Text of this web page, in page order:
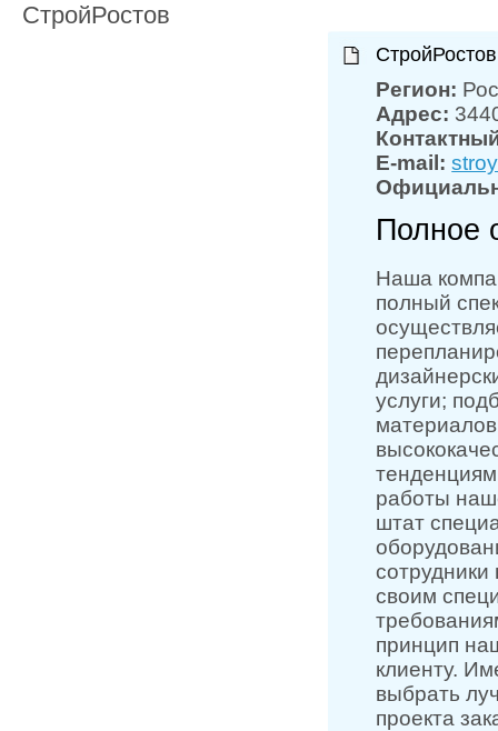
СтройРостов
СтройРостов
Регион:
Адрес:
E-mail:
Полное
Наша
полный
услуги;
работы
штат
своим
принцип
клиенту.
выбрать
проекта